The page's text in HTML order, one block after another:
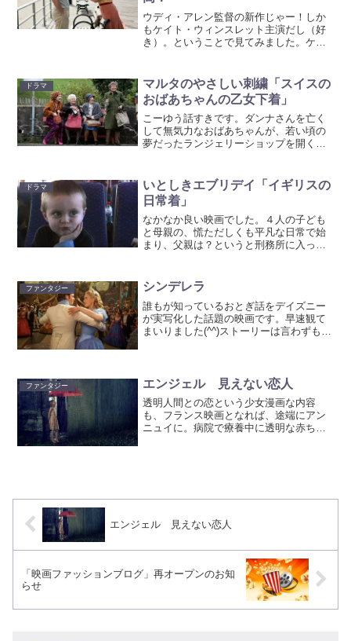
ウディ・アレン監督の新作じゃー！しか
もケイト・ウィンスレット主演だし（好
き）。ということで見てみました。ケイ
の人間関係の絡み合いと、語りが効いて
いる作品です。舞台は５０...
ドラマ
マルタのやさしい刺繍「スイスの
おばあちゃんの乙女下着」
こーゆう話すきです。ダンナさんを亡く
して無気力なおばあちゃんが、若い頃の
夢だったランジェリーショップを開くと
を開く』ということは、当然スキャンダ
ルなのです！実の息子も神父...
ドラマ
いとしきエブリデイ「イギリスの
日常着」
なかなか良い映画でした。４人の子ども
と母親の、慌ただしくも平凡な日常で始
まり、父親は？というと刑務所に入って
い。母親は華奢で、声も顔も子どもみた
いにあどけないけど、父親...
ファンタジー シンデレラ
誰もが知っているおとぎ話をデイズニー
が実写化した話題の映画です。早速観て
まいりました(^^)ストーリーは言わずもが
見事に実写化された...
ファンタジー エンジェル 見えない恋人
透明人間との恋という少女漫画な内容
も、フランス映画となれば、途端にアン
ニュイに。病院で療養中に透明な赤ちゃ
エンジェル 見えない恋人
「映画ファッションブログ」再オープンのお知
らせ